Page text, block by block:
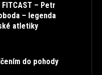
FITCAST – Petr
– legenda
atletiky
do pohody